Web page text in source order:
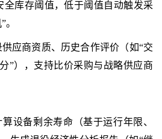
全库存阈值，低于阈值自动触发采
供应商资质、历史合作评价（如“交
”），支持比价采购与战略供应商
算设备剩余寿命（基于运行年限、